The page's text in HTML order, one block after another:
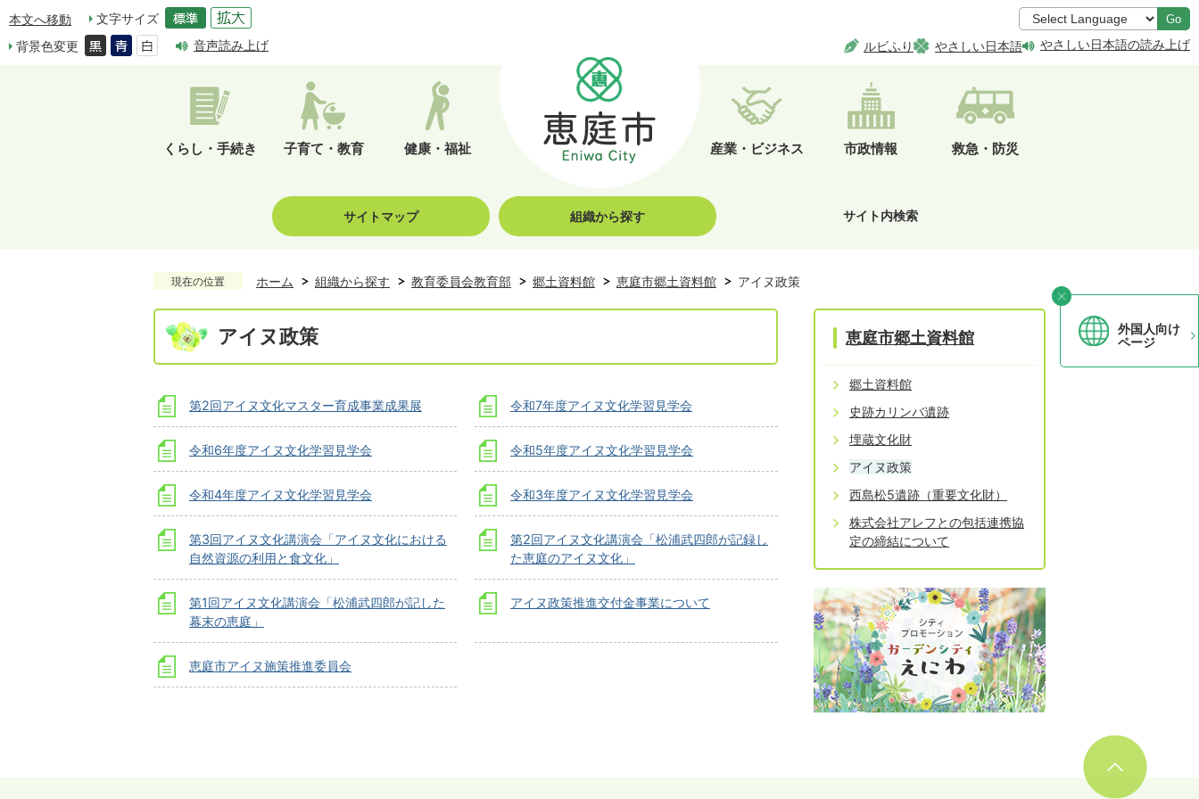
本文へ移動
文字サイズ
背景色変更
音声読み上げ
Go
ルビふり やさしい日本語 やさしい日本語の読み上げ
くらし・手続き 子育て・教育 健康・福祉 産業・ビジネス 市政情報 救急・防災
サイトマップ 組織から探す サイト内検索
外国人向け
ページ
現在の位置 ホーム 組織から探す 教育委員会教育部 郷土資料館 恵庭市郷土資料館 アイヌ政策
アイヌ政策
第2回アイヌ文化マスター育成事業成果展 令和7年度アイヌ文化学習見学会
令和6年度アイヌ文化学習見学会 令和5年度アイヌ文化学習見学会
令和4年度アイヌ文化学習見学会 令和3年度アイヌ文化学習見学会
第3回アイヌ文化講演会「アイヌ文化における
自然資源の利用と食文化」
第2回アイヌ文化講演会「松浦武四郎が記録し
た恵庭のアイヌ文化」
第1回アイヌ文化講演会「松浦武四郎が記した
幕末の恵庭」
アイヌ政策推進交付金事業について
恵庭市アイヌ施策推進委員会
恵庭市郷土資料館
郷土資料館
史跡カリンバ遺跡
埋蔵文化財
アイヌ政策
西島松5遺跡（重要文化財）
株式会社アレフとの包括連携協
定の締結について